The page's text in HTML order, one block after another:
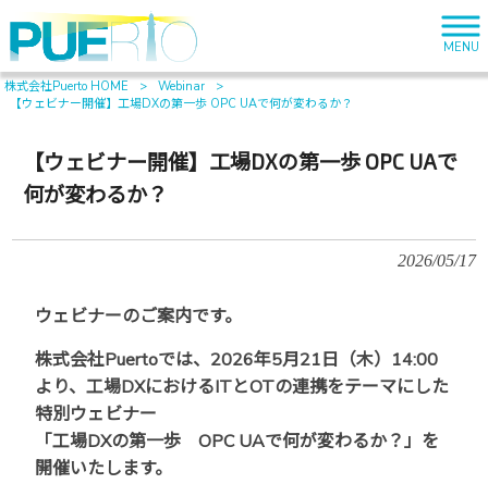
MENU
株式会社Puerto HOME > Webinar
>
【ウェビナー開催】工場DXの第一歩 OPC UAで何が変わるか？
【ウェビナー開催】工場DXの第一歩 OPC UAで
何が変わるか？
2026/05/17
ウェビナーのご案内です。
株式会社Puertoでは、2026年5月21日（木）14:00
より、工場DXにおけるITとOTの連携をテーマにした
特別ウェビナー
「工場DXの第一歩 OPC UAで何が変わるか？」を
開催いたします。